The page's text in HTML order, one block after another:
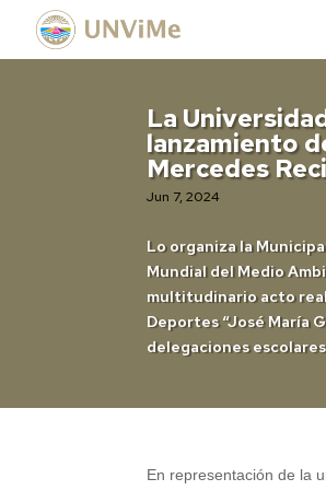
La
lanzamiento
Mercedes
Jun 7, 2024
Lo organiza la
Mundial del Medio
multitudinario acto
Deportes “José María
delegaciones
En representación de la